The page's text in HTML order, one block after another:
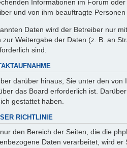
Informationen im Forum
und von ihm beauftragte
Daten wird der Betreiber nur
zur Weitergabe der Daten (z. B. an
sind.
darüber hinaus, Sie unter den
das Board erforderlich ist.
gestattet haben.
RICHTLINIE
den Bereich der Seiten, die die
Daten verarbeitet, wird